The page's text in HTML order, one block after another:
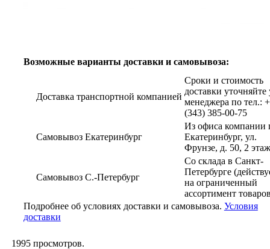
Возможные варианты доставки и самовывоза:
Доставка транспортной компанией
Сроки и стоимость
доставки уточняйте
менеджера по тел.:
(343) 385-00-75
Самовывоз Екатеринбург
Из офиса компании
Екатеринбург, ул.
Фрунзе, д. 50, 2 этаж
Самовывоз С.-Петербург
Со склада в Санкт-
Петербурге
на ограниченный
ассортимент
Подробнее об условиях доставки и самовывоза. Условия
доставки
1995просмотров.